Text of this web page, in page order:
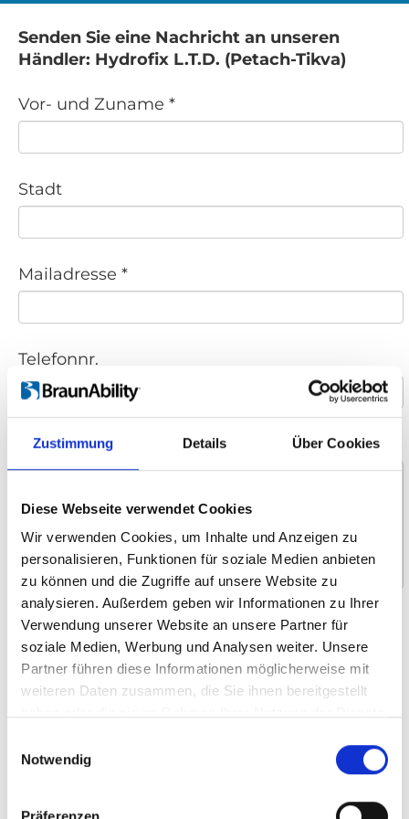
Zustimmung Details Über Cookies
Diese Webseite verwendet Cookies
Wir verwenden Cookies, um Inhalte und Anzeigen zu
personalisieren, Funktionen für soziale Medien anbieten
zu können und die Zugriffe auf unsere Website zu
analysieren. Außerdem geben wir Informationen zu Ihrer
Verwendung unserer Website an unsere Partner für
soziale Medien, Werbung und Analysen weiter. Unsere
Partner führen diese Informationen möglicherweise mit
weiteren Daten zusammen, die Sie ihnen bereitgestellt
Notwendig
Präferenzen
Senden Sie eine Nachricht an unseren
Händler: Hydrofix L.T.D. (Petach-Tikva)
Vor- und Zuname *
Stadt
Mailadresse *
Telefonnr.
Nachricht *
Wofür interessieren Sie sich?
Um- und Hinsetzen
Heben und Verstauen
Selbstständiges Fahren
Systemboden und Sitze
Rollstuhlrückhalte­- und Sicherheitsgurt